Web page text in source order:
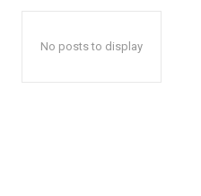
No posts to display